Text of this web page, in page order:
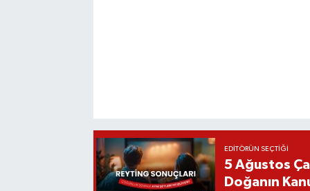
EDITÖRÜN SEÇTIĞI
5 Ağustos
Doğanın